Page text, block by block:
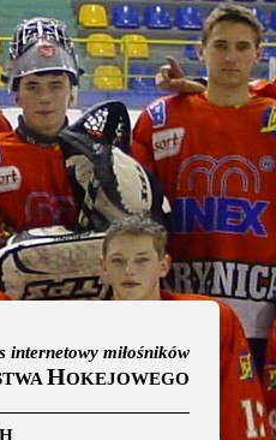
internetowy miłośników
HOKEJOWEGO